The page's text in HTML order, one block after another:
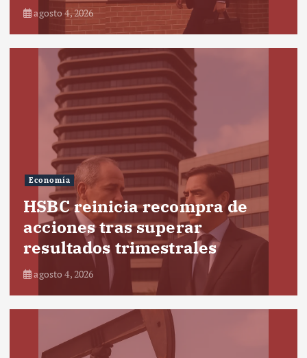
agosto 4, 2026
Economía
HSBC reinicia recompra de
acciones tras superar
resultados trimestrales
agosto 4, 2026